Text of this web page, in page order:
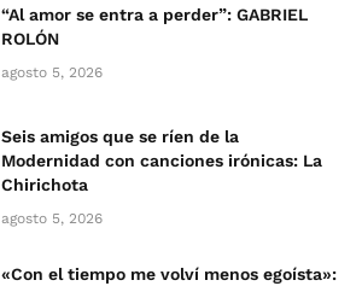
“Al amor se entra a perder”: GABRIEL
ROLÓN
agosto 5, 2026
Seis amigos que se ríen de la
Modernidad con canciones irónicas: La
Chirichota
agosto 5, 2026
«Con el tiempo me volví menos egoísta»: